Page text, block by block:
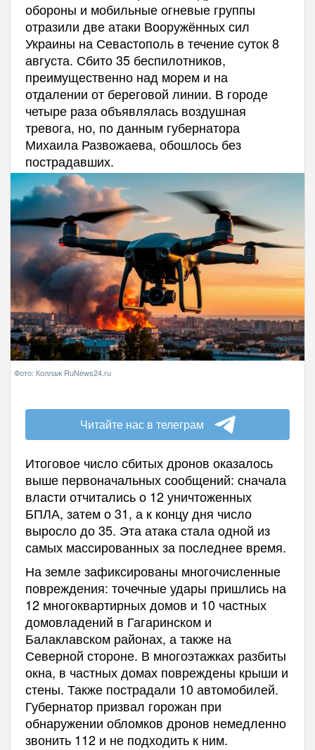
обороны и мобильные огневые группы
отразили две атаки Вооружённых сил
Украины на Севастополь в течение суток 8
августа. Сбито 35 беспилотников,
преимущественно над морем и на
отдалении от береговой линии. В городе
четыре раза объявлялась воздушная
тревога, но, по данным губернатора
Михаила Развожаева, обошлось без
пострадавших.
Фото: Коллаж RuNews24.ru
Читайте нас в телеграм
Итоговое число сбитых дронов оказалось
выше первоначальных сообщений: сначала
власти отчитались о 12 уничтоженных
БПЛА, затем о 31, а к концу дня число
выросло до 35. Эта атака стала одной из
самых массированных за последнее время.
На земле зафиксированы многочисленные
повреждения: точечные удары пришлись на
12 многоквартирных домов и 10 частных
домовладений в Гагаринском и
Балаклавском районах, а также на
Северной стороне. В многоэтажках разбиты
окна, в частных домах повреждены крыши и
стены. Также пострадали 10 автомобилей.
Губернатор призвал горожан при
обнаружении обломков дронов немедленно
звонить 112 и не подходить к ним.